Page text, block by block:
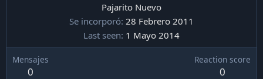
Pajarito Nuevo
Se incorporó 28 Febrero 2011
Last seen 1 Mayo 2014
Mensajes
0
Reaction score
0